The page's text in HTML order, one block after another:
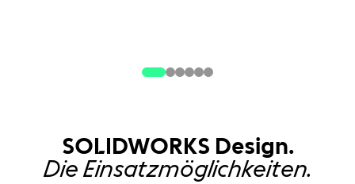
SOLIDWORKS Design.
Die Einsatzmöglichkeiten.